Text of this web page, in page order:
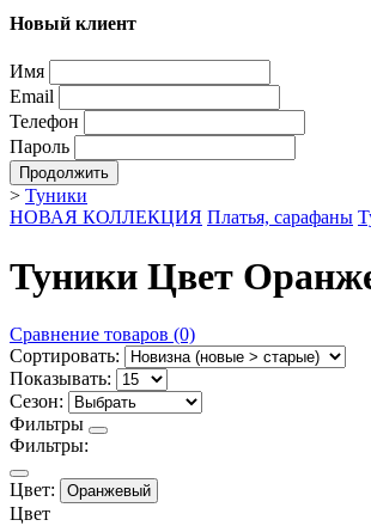
Новый клиент
Имя
Email
Телефон
Пароль
Продолжить
> Туники
НОВАЯ КОЛЛЕКЦИЯ Платья, сарафаны
Туники Цвет
Сравнение товаров (0)
Сортировать:
Показывать:
Сезон:
Фильтры
Фильтры:
Цвет: Оранжевый
Цвет